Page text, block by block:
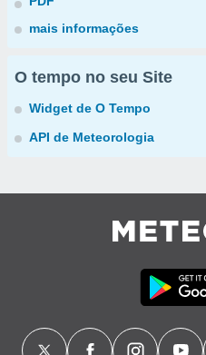
mais informações
O tempo no seu Site
Widget de O Tempo
API de Meteorologia